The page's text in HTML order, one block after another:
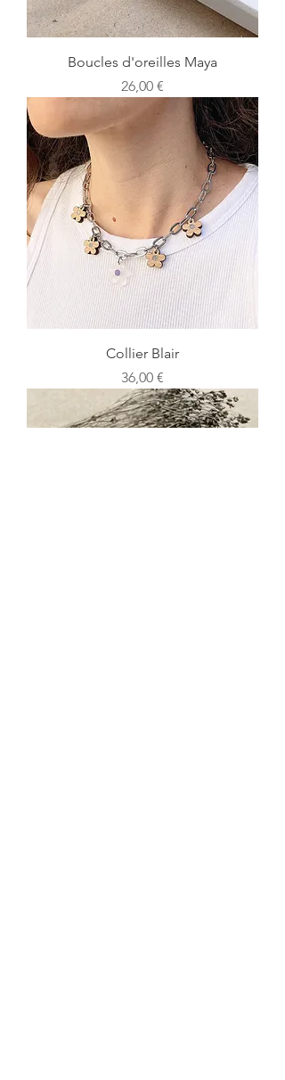
Boucles d'oreilles Maya
Prix
26,00 €
Collier Blair
Prix
36,00 €